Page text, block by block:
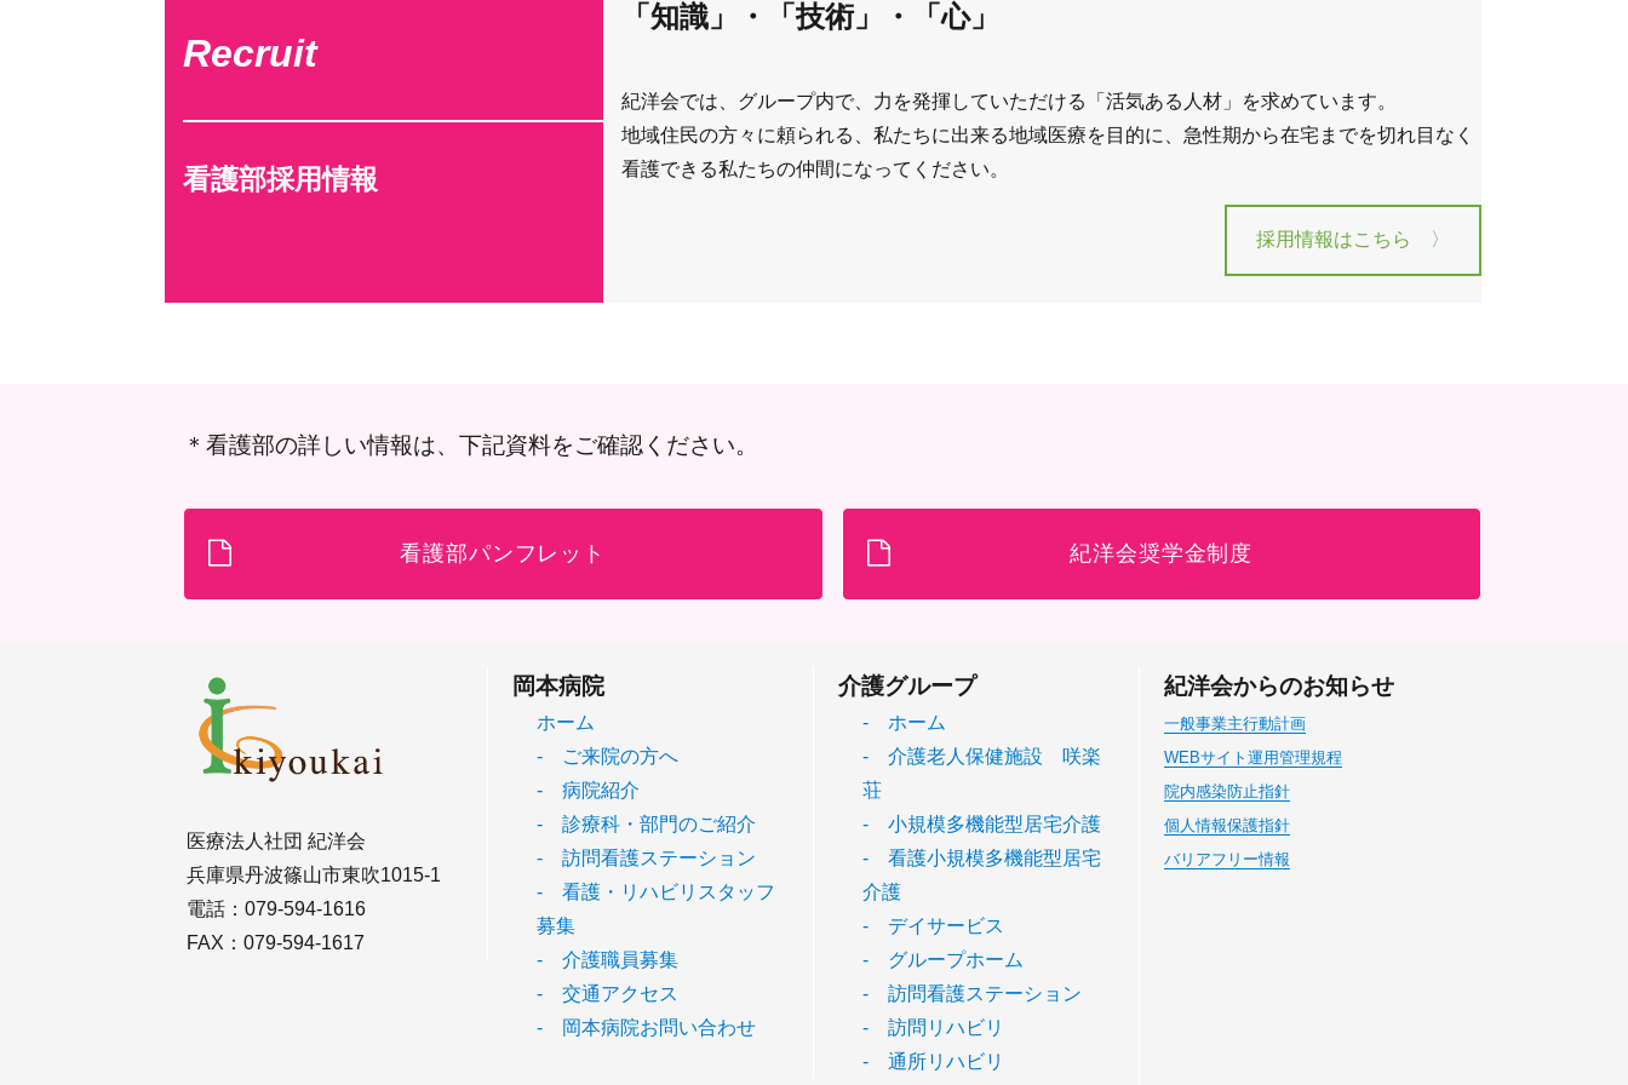
Recruit
看護部採用情報
「知識」・「技術」・「心」
紀洋会では、グループ内で、力を発揮していただける「活気ある人材」を求めています。
地域住民の方々に頼られる、私たちに出来る地域医療を目的に、急性期から在宅までを切れ目なく
看護できる私たちの仲間になってください。
採用情報はこちら 〉
＊看護部の詳しい情報は、下記資料をご確認ください。
看護部パンフレット 紀洋会奨学金制度
医療法人社団 紀洋会
兵庫県丹波篠山市東吹1015-1
電話：079-594-1616
FAX：079-594-1617
岡本病院
ホーム
- ご来院の方へ
- 病院紹介
- 診療科・部門のご紹介
- 訪問看護ステーション
- 看護・リハビリスタッフ
募集
- 介護職員募集
- 交通アクセス
- 岡本病院お問い合わせ
介護グループ
- ホーム
- 介護老人保健施設 咲楽
荘
- 小規模多機能型居宅介護
- 看護小規模多機能型居宅
介護
- デイサービス
- グループホーム
- 訪問看護ステーション
- 訪問リハビリ
- 通所リハビリ
紀洋会からのお知らせ
一般事業主行動計画
WEBサイト運用管理規程
院内感染防止指針
個人情報保護指針
バリアフリー情報